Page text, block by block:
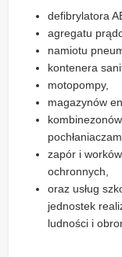
defibrylatora
agregatu
namiotu
kontenera
motopompy,
magazynów
zapór i
ochronnych,
oraz usług
jednostek
ludności i